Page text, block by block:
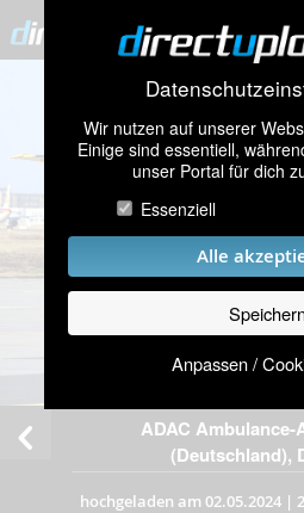
Wir nutzen auf unserer
Einige sind essentiell,
unser Portal für dich
Essenziell
Alle
Anpassen /
ADAC Ambulance-
(Deutschland),
hochgeladen am 02.05.2024 |